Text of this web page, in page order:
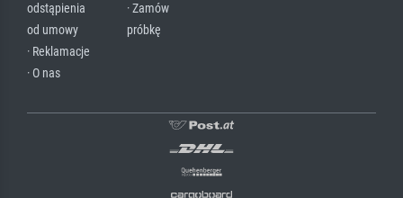
odstąpienia
od umowy
· Reklamacje
· O nas
· Zamów
próbkę